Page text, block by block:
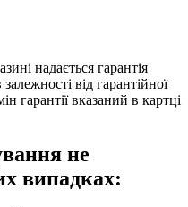
надається гарантія
від гарантійної
гарантії вказаний в картці
не
випадках: